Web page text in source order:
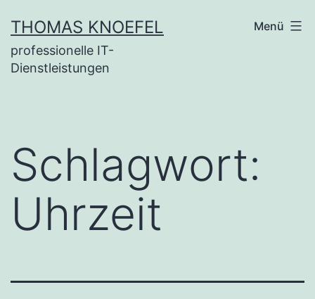
Inhalt
springen
THOMAS KNOEFEL
professionelle IT-
Dienstleistungen
Menü
Schlagwort:
Uhrzeit